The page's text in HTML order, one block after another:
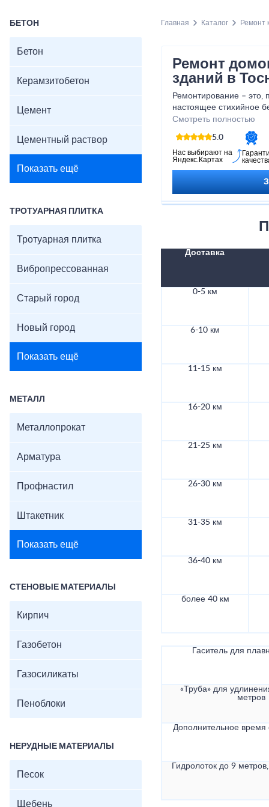
БЕТОН
Бетон
Керамзитобетон
Цемент
Цементный раствор
Показать ещё
ТРОТУАРНАЯ ПЛИТКА
Тротуарная плитка
Вибропрессованная
Старый город
Новый город
Показать ещё
МЕТАЛЛ
Металлопрокат
Арматура
Профнастил
Штакетник
Показать ещё
СТЕНОВЫЕ МАТЕРИАЛЫ
Кирпич
Газобетон
Газосиликаты
Пеноблоки
НЕРУДНЫЕ МАТЕРИАЛЫ
Песок
Щебень
Главная Каталог Ремонт
Ремонт
зданий в
Ремонтирование –
настоящее стихийное
под силу далеко не
зданий и сооружений
районе – это одна из
деятельности
специалистов легко
Смотреть полностью
5.0
Нас выбирают на
Яндекс.Картах
Доставка
0-5 км
6-10 км
11-15 км
16-20 км
21-25 км
26-30 км
31-35 км
36-40 км
более 40 км
Гаситель для
«Труба» для
метров
Дополнительное
Гидролоток до 9